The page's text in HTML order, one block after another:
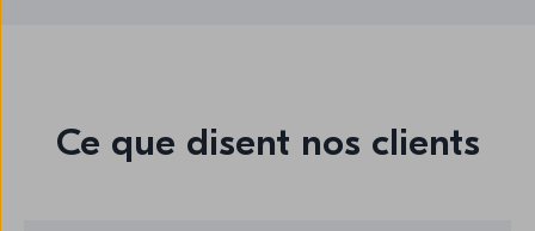
Ce que disent nos clients